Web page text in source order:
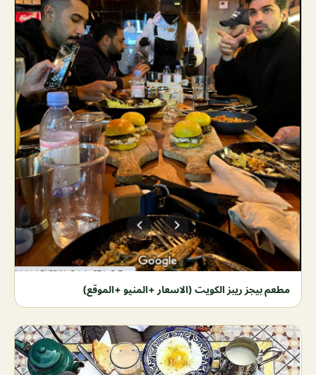
مطعم بيجز ريبز الكويت (الاسعار +المنيو +الموقع)